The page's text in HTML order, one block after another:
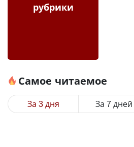
рубрики
Самое читаемое
За 3 дня За 7 дней